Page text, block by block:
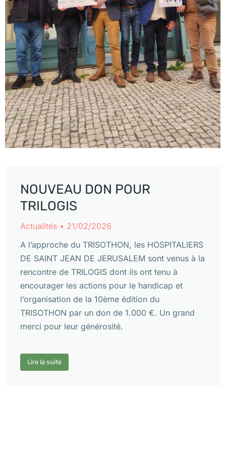
NOUVEAU DON POUR
TRILOGIS
Actualités
21/02/2026
A l’approche du TRISOTHON, les HOSPITALIERS
DE SAINT JEAN DE JERUSALEM sont venus à la
rencontre de TRILOGIS dont ils ont tenu à
encourager les actions pour le handicap et
l’organisation de la 10ème édition du
TRISOTHON par un don de 1.000 €. Un grand
merci pour leur générosité.
Lire la suite